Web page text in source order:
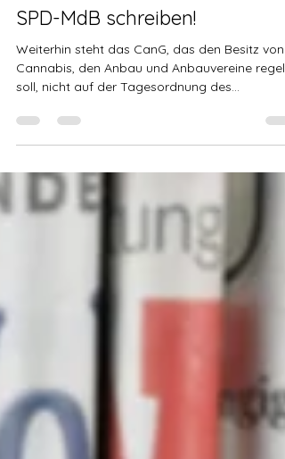
Eric wrigth
24. Jan. 2024
3 Min. Lesezeit
Neue Mail-Aktion: Jetzt an alle
SPD-MdB schreiben!
Cannabis, den Anbau und Anbauvereine regeln
soll, nicht auf der Tagesordnung des
Bundestages...